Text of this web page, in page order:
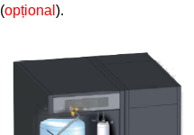
(opțional ).